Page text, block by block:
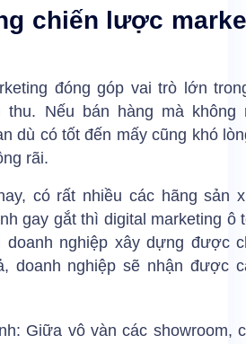
chiến lược
đóng góp vai trò lớn
Nếu bán hàng mà không
dù có tốt đến mấy cũng khó
rãi.
có rất nhiều các hãng sản
gay gắt thì digital marketing ô
nghiệp xây dựng được
doanh nghiệp sẽ nhận được
Giữa vô vàn các showroom,